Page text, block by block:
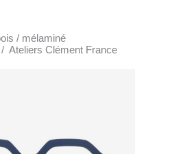
/ mélaminé
Ateliers Clément France